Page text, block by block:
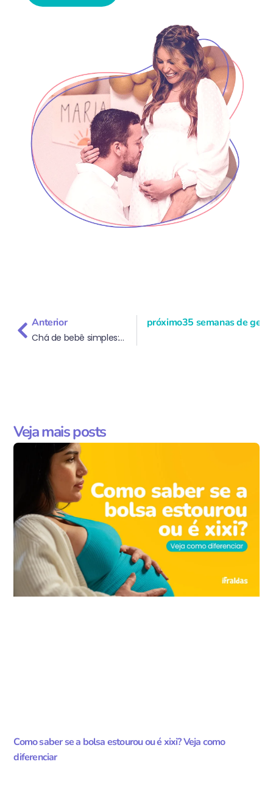
Anterior
Chá de bebê simples: guia completo para organizar sem gastar muito
próximo35 semanas de
Veja mais posts
Como saber se a bolsa estourou ou é xixi? Veja como
diferenciar